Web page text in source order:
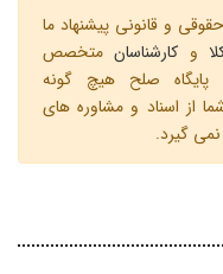
و قانونی پیشنهاد ما
و کارشناسانمتخصص
پایگاه صلح هیچ گونه
از اسناد و مشاوره های
گیرد.